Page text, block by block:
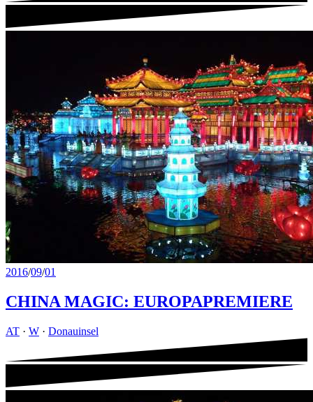
2016/09/01
CHINA MAGIC: EUROPAPREMIERE
AT · W · Donauinsel